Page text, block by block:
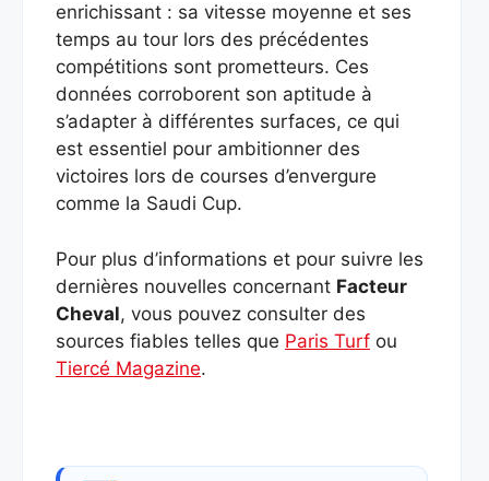
enrichissant : sa vitesse moyenne et ses
temps au tour lors des précédentes
compétitions sont prometteurs. Ces
données corroborent son aptitude à
s’adapter à différentes surfaces, ce qui
est essentiel pour ambitionner des
victoires lors de courses d’envergure
comme la Saudi Cup.
Pour plus d’informations et pour suivre les
dernières nouvelles concernant Facteur
Cheval, vous pouvez consulter des
sources fiables telles que Paris Turf ou
Tiercé Magazine.